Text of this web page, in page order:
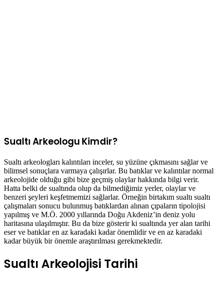
Sualtı Arkeologu Kimdir?
Sualtı arkeologları kalıntıları inceler, su yüzüne çıkmasını sağlar ve
bilimsel sonuçlara varmaya çalışırlar. Bu batıklar ve kalıntılar normal
arkeolojide olduğu gibi bize geçmiş olaylar hakkında bilgi verir.
Hatta belki de sualtında olup da bilmediğimiz yerler, olaylar ve
benzeri şeyleri keşfetmemizi sağlarlar. Örneğin birtakım sualtı sualtı
çalışmaları sonucu bulunmuş batıklardan alınan çıpaların tipolojisi
yapılmış ve M.Ö. 2000 yıllarında Doğu Akdeniz’in deniz yolu
haritasına ulaşılmıştır. Bu da bize gösterir ki sualtında yer alan tarihi
eser ve batıklar en az karadaki kadar önemlidir ve en az karadaki
kadar büyük bir önemle araştırılması gerekmektedir.
Sualtı Arkeolojisi Tarihi